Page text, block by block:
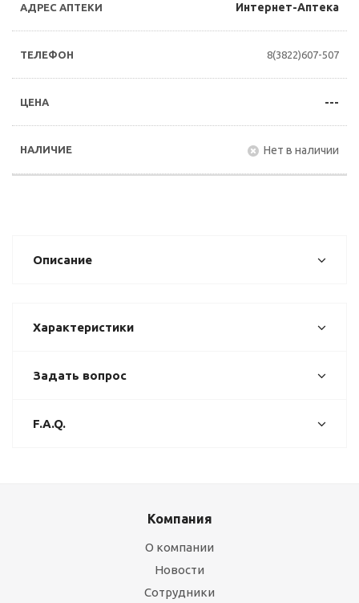
Интернет-Аптека
8(3822)607-507
---
Нет в наличии
Описание
Характеристики
Задать вопрос
F.A.Q.
Компания
О компании
Новости
Сотрудники